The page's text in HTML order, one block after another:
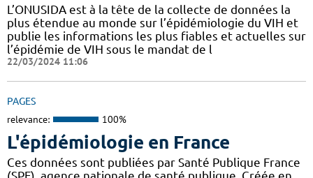
L’ONUSIDA est à la tête de la collecte de données la
plus étendue au monde sur l’épidémiologie du VIH et
publie les informations les plus fiables et actuelles sur
l’épidémie de VIH sous le mandat de l
22/03/2024 11:06
PAGES
relevance: 100%
L'épidémiologie en France
Ces données sont publiées par Santé Publique France